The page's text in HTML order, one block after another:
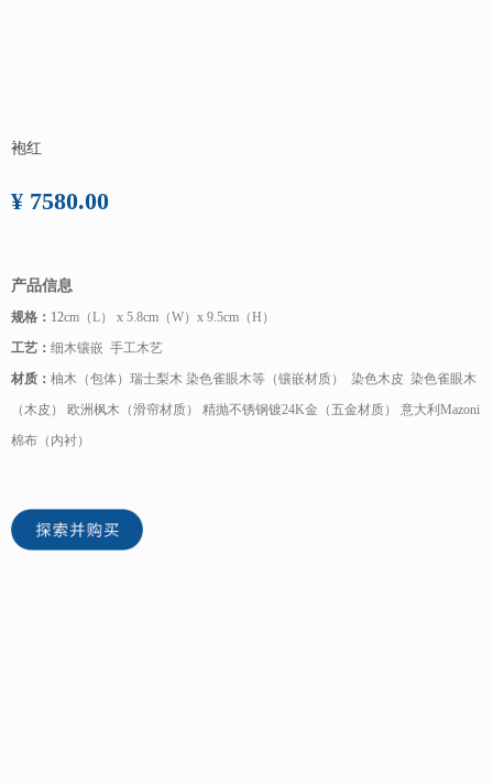
袍红
¥ 7580.00
产品信息
规格： 12cm（L） x 5.8cm（W）x 9.5cm（H）
工艺： 细木镶嵌 手工木艺
材质： 柚木（包体）瑞士梨木 染色雀眼木等（镶嵌材质） 染色木皮 染色雀眼木
（木皮） 欧洲枫木（滑帘材质） 精抛不锈钢镀24K金（五金材质） 意大利Mazoni
棉布（内衬）